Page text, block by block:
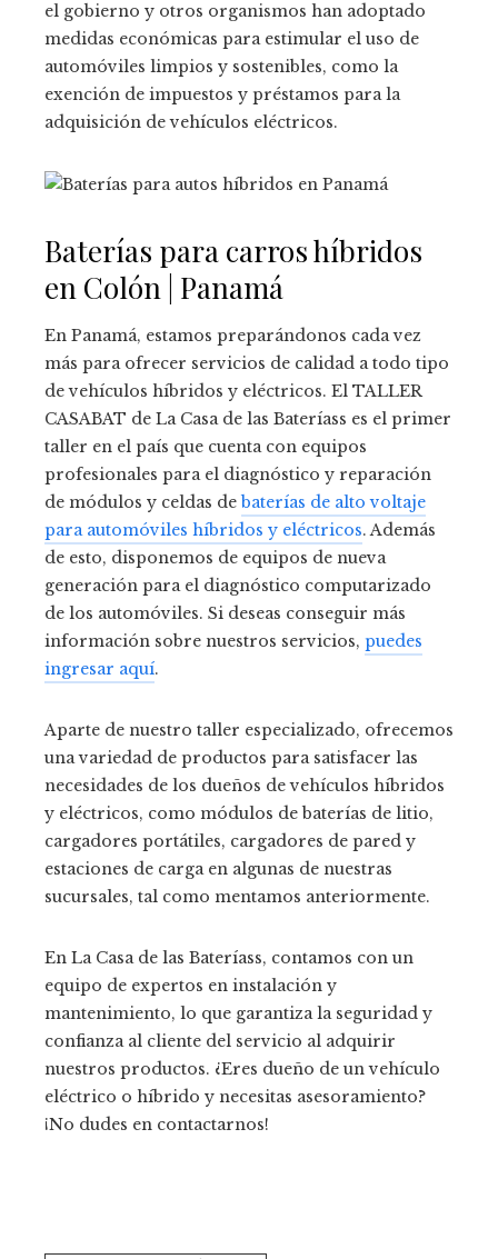
el gobierno y otros organismos han adoptado
medidas económicas para estimular el uso de
automóviles limpios y sostenibles, como la
exención de impuestos y préstamos para la
adquisición de vehículos eléctricos.
Baterías para carros híbridos
en Colón | Panamá
En Panamá, estamos preparándonos cada vez
más para ofrecer servicios de calidad a todo tipo
de vehículos híbridos y eléctricos. El TALLER
CASABAT de La Casa de las Bateríass es el primer
taller en el país que cuenta con equipos
profesionales para el diagnóstico y reparación
de módulos y celdas debaterías de alto voltaje
para automóviles híbridos y eléctricos. Además
de esto, disponemos de equipos de nueva
generación para el diagnóstico computarizado
de los automóviles. Si deseas conseguir más
información sobre nuestros servicios, puedes
ingresar aquí.
Aparte de nuestro taller especializado, ofrecemos
una variedad de productos para satisfacer las
necesidades de los dueños de vehículos híbridos
y eléctricos, como módulos de baterías de litio,
cargadores portátiles, cargadores de pared y
estaciones de carga en algunas de nuestras
sucursales, tal como mentamos anteriormente.
En La Casa de las Bateríass, contamos con un
equipo de expertos en instalación y
mantenimiento, lo que garantiza la seguridad y
confianza al cliente del servicio al adquirir
nuestros productos. ¿Eres dueño de un vehículo
eléctrico o híbrido y necesitas asesoramiento?
¡No dudes en contactarnos!